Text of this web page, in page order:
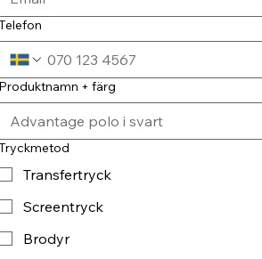
+ färg
Transfertryck
Screentryck
Brodyr